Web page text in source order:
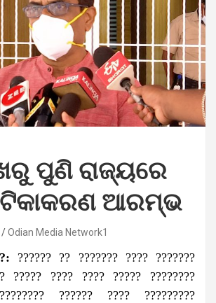
ପୁଣି ରାଜ୍ୟରେ
ଟିକାକରଣ ଆରମ୍ଭ
Odian Media Network1
?????? ?? ??????? ???? ???????
????? ???? ???? ????? ????????
?????? ???? ?????????